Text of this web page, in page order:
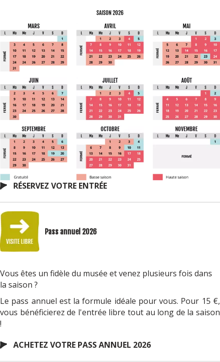
RÉSERVEZ VOTRE ENTRÉE
Pass annuel 2026
Vous êtes un fidèle du musée et venez plusieurs fois dans
la saison ?
Le pass annuel est la formule idéale pour vous. Pour 15 €,
vous bénéficierez de l'entrée libre tout au long de la saison
!
ACHETEZ VOTRE PASS ANNUEL 2026